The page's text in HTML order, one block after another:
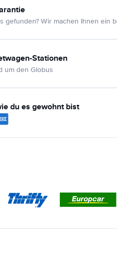
gefunden? Wir machen Ihnen ein
Stationen
um den Globus
du es gewohnt bist